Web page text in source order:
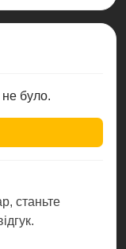
не було.
станьте